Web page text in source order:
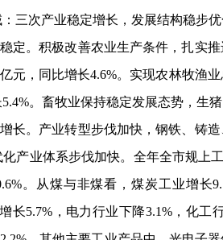
：三次产业稳定增长，发展结构稳步
定。积极改善农业生产条件，扎实
元，同比增长4.6%。实现农林牧渔
。畜牧业保持稳定发展态势，生
长。产业转型步伐加快，钢铁、铸
产业体系步伐加快。全年全市规上
。从煤与非煤看，煤炭工业增长
长5.7%，电力行业下降3.1%，化